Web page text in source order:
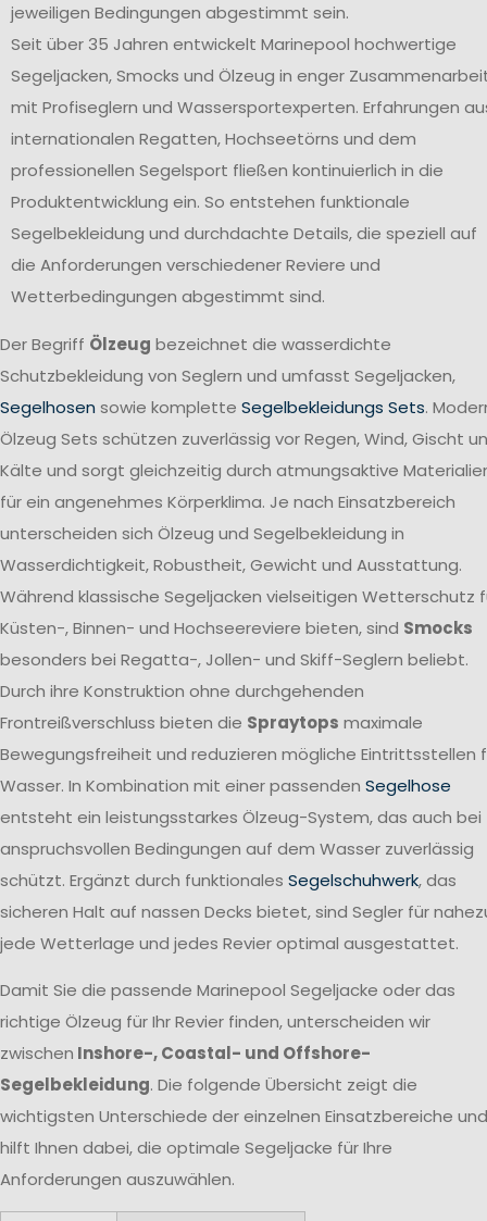
jeweiligen Bedingungen abgestimmt sein.
Seit über 35 Jahren entwickelt Marinepool hochwertige
Segeljacken, Smocks und Ölzeug in enger
mit Profiseglern und Wassersportexperten. Erfahrungen
internationalen Regatten, Hochseetörns und dem
professionellen Segelsport fließen kontinuierlich in die
Produktentwicklung ein. So entstehen funktionale
Segelbekleidung und durchdachte Details, die speziell auf
die Anforderungen verschiedener Reviere und
Wetterbedingungen abgestimmt sind.
Der Begriff Ölzeug bezeichnet die wasserdichte
Schutzbekleidung von Seglern und umfasst Segeljacken,
Segelhosen sowie komplette Segelbekleidungs Sets.
Ölzeug Sets schützen zuverlässig vor Regen, Wind, Gischt
Kälte und sorgt gleichzeitig durch atmungsaktive
für ein angenehmes Körperklima. Je nach Einsatzbereich
unterscheiden sich Ölzeug und Segelbekleidung in
Wasserdichtigkeit, Robustheit, Gewicht und Ausstattung.
Während klassische Segeljacken vielseitigen Wetterschutz
Küsten-, Binnen- und Hochseereviere bieten, sind Smocks
besonders bei Regatta-, Jollen- und Skiff-Seglern beliebt.
Durch ihre Konstruktion ohne durchgehenden
Frontreißverschluss bieten die Spraytops maximale
Bewegungsfreiheit und reduzieren mögliche Eintrittsstellen
Wasser. In Kombination mit einer passenden Segelhose
entsteht ein leistungsstarkes Ölzeug-System, das auch bei
anspruchsvollen Bedingungen auf dem Wasser zuverlässig
schützt. Ergänzt durch funktionales Segelschuhwerk, das
sicheren Halt auf nassen Decks bietet, sind Segler für
jede Wetterlage und jedes Revier optimal ausgestattet.
Damit Sie die passende Marinepool Segeljacke oder das
richtige Ölzeug für Ihr Revier finden, unterscheiden wir
zwischen Inshore-, Coastal- und Offshore-
Segelbekleidung. Die folgende Übersicht zeigt die
wichtigsten Unterschiede der einzelnen Einsatzbereiche und
hilft Ihnen dabei, die optimale Segeljacke für Ihre
Anforderungen auszuwählen.